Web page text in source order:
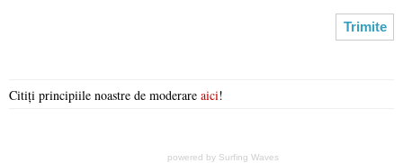
Citiți principiile noastre de moderare aici!
powered by Surfing Waves